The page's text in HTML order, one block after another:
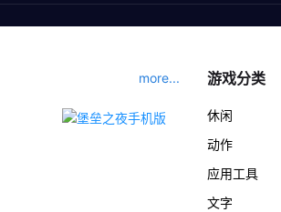
more... 游戏分类
休闲
动作
应用工具
文字